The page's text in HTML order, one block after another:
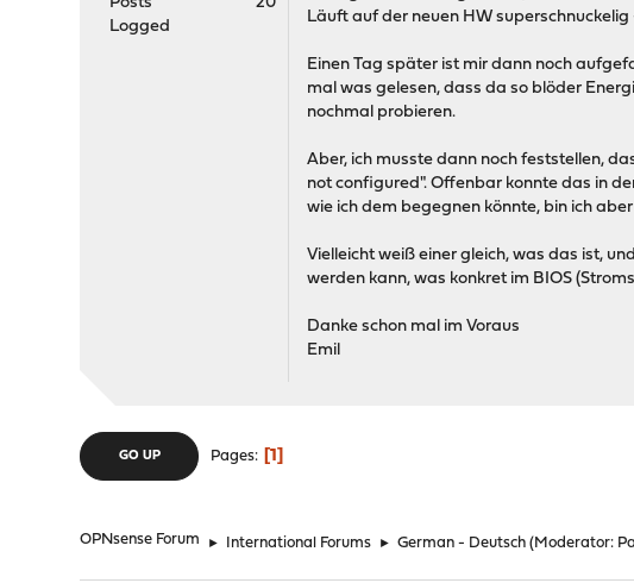
Logged
Läuft auf der neuen HW superschnuckelig
Einen Tag später ist mir dann noch
mal was gelesen, dass da so blöder
nochmal probieren.
Aber, ich musste dann noch feststellen,
not configured". Offenbar konnte das in
wie ich dem begegnen könnte, bin ich
Vielleicht weiß einer gleich, was das ist,
werden kann, was konkret im BIOS
Danke schon mal im Voraus
Emil
GO UP Pages 1
OPNsense Forum ► International Forums ► German - Deutsch (Moderator: